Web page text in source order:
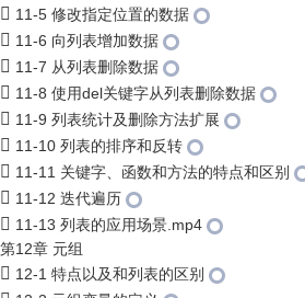
11-5 修改指定位置的数据
11-6 向列表增加数据
11-7 从列表删除数据
11-8 使用del关键字从列表删除数据
11-9 列表统计及删除方法扩展
11-10 列表的排序和反转
11-11 关键字、函数和方法的特点和区别
11-12 迭代遍历
11-13 列表的应用场景.mp4
第12章 元组
12-1 特点以及和列表的区别